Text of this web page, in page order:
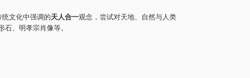
统文化中强调的天人合一观念，尝试对天地、自然与人类
、明孝宗肖像等。